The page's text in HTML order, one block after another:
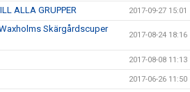
ALLA GRUPPER 2017-09-27 15:01
Skärgårdscuper
2017-08-24 18:16
2017-08-08 11:13
2017-06-26 11:50